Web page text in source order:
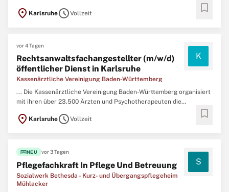
des Landes Baden-Württemberg als Haus der Maximalversorgung
für die Region ausgewiesen und Lehrkrankenhaus der Universität
location_on KarlsruhescheduleVollzeit bookmark
vor 4 Tagen
Rechtsanwaltsfachangestellter (m/w/d)
öffentlicher Dienst in Karlsruhe
Kassenärztliche Vereinigung Baden-Württemberg
K
... Die Kassenärztliche Vereinigung Baden-Württemberg organisiert
mit ihren über 23.500 Ärzten und Psychotherapeuten die
Versicherten der gesetzlichen Krankenversicherung in Baden-
location_on KarlsruhescheduleVollzeit bookmark
fiber_newNEU vor 3 Tagen
Pflegefachkraft In Pflege Und Betreuung
Sozialwerk Bethesda - Kurz- und Übergangspflegeheim
Mühlacker
S